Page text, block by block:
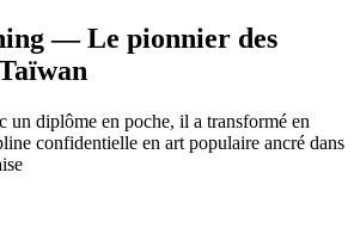
— Le pionnier des
un diplôme en poche, il a transformé en
confidentielle en art populaire ancré dans